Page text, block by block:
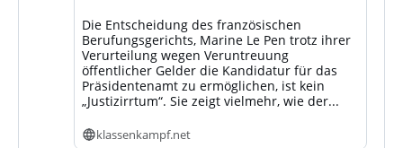
Die Entscheidung des französischen
Berufungsgerichts, Marine Le Pen trotz ihrer
Verurteilung wegen Veruntreuung
öffentlicher Gelder die Kandidatur für das
Präsidentenamt zu ermöglichen, ist kein
„Justizirrtum“. Sie zeigt vielmehr, wie der...
klassenkampf.net